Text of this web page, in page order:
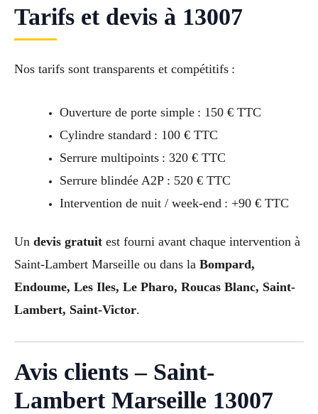
Tarifs et devis à 13007
Nos tarifs sont transparents et compétitifs :
Ouverture de porte simple : 150 € TTC
Cylindre standard : 100 € TTC
Serrure multipoints : 320 € TTC
Serrure blindée A2P : 520 € TTC
Intervention de nuit / week-end : +90 € TTC
Un devis gratuit est fourni avant chaque intervention à
Saint-Lambert Marseille ou dans la Bompard,
Endoume, Les Iles, Le Pharo, Roucas Blanc, Saint-
Lambert, Saint-Victor.
Avis clients – Saint-
Lambert Marseille 13007